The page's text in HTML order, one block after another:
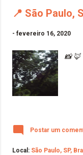
📍 São Paulo,
- fevereiro 16, 2020
📸 🦊
Postar um
Local: São Paulo, SP,